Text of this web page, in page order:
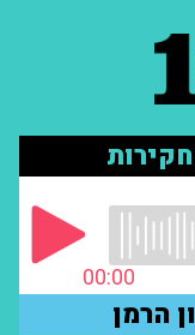
00:00
הרמן